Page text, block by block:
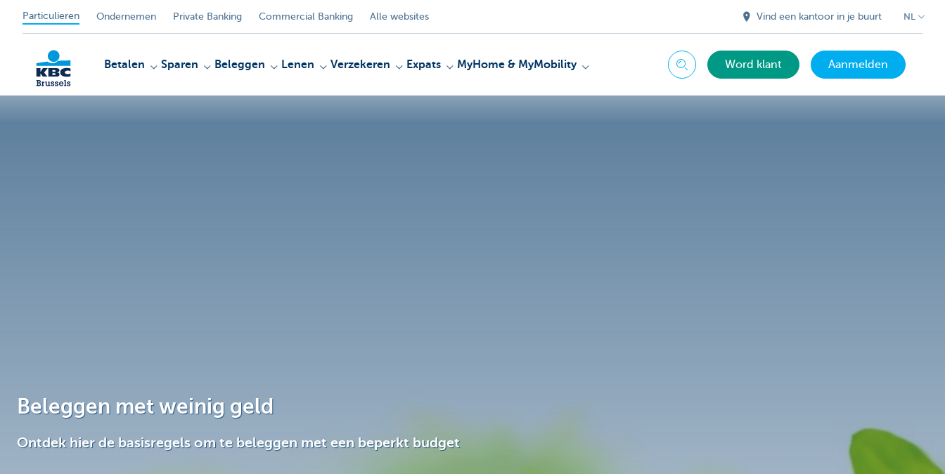
Particulieren Ondernemen Private Banking Commercial Banking Alle websites Vind een kantoor in je buurt NL
Betalen Sparen Beleggen Lenen Verzekeren Expats MyHome & MyMobility Zoeken Word klant Aanmelden
Beleggen met weinig geld
Ontdek hier de basisregels om te beleggen met een beperkt budget